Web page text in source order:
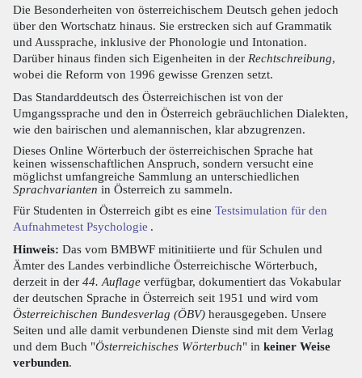
Die Besonderheiten von österreichischem Deutsch gehen jedoch
über den Wortschatz hinaus. Sie erstrecken sich auf Grammatik
und Aussprache, inklusive der Phonologie und Intonation.
Darüber hinaus finden sich Eigenheiten in der Rechtschreibung,
wobei die Reform von 1996 gewisse Grenzen setzt.
Das Standarddeutsch des Österreichischen ist von der
Umgangssprache und den in Österreich gebräuchlichen Dialekten,
wie den bairischen und alemannischen, klar abzugrenzen.
Dieses Online Wörterbuch der österreichischen Sprache hat
keinen wissenschaftlichen Anspruch, sondern versucht eine
möglichst umfangreiche Sammlung an unterschiedlichen
Sprachvarianten in Österreich zu sammeln.
Für Studenten in Österreich gibt es eine Testsimulation für den
Aufnahmetest Psychologie .
Hinweis: Das vom BMBWF mitinitiierte und für Schulen und
Ämter des Landes verbindliche Österreichische Wörterbuch,
derzeit in der 44. Auflage verfügbar, dokumentiert das Vokabular
der deutschen Sprache in Österreich seit 1951 und wird vom
Österreichischen Bundesverlag (ÖBV) herausgegeben. Unsere
Seiten und alle damit verbundenen Dienste sind mit dem Verlag
und dem Buch "Österreichisches Wörterbuch" in keiner Weise
verbunden.